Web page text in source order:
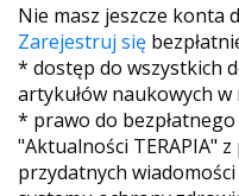
Nie masz jeszcze konta
Zarejestruj się
* dostęp do wszystkich
artykułów naukowych w
* prawo do
"Aktualności TERAPIA"
przydatnych